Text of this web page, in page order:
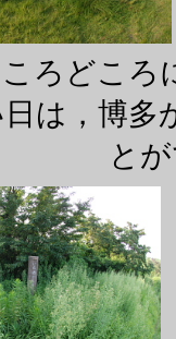
ろどころ
は，博多
と